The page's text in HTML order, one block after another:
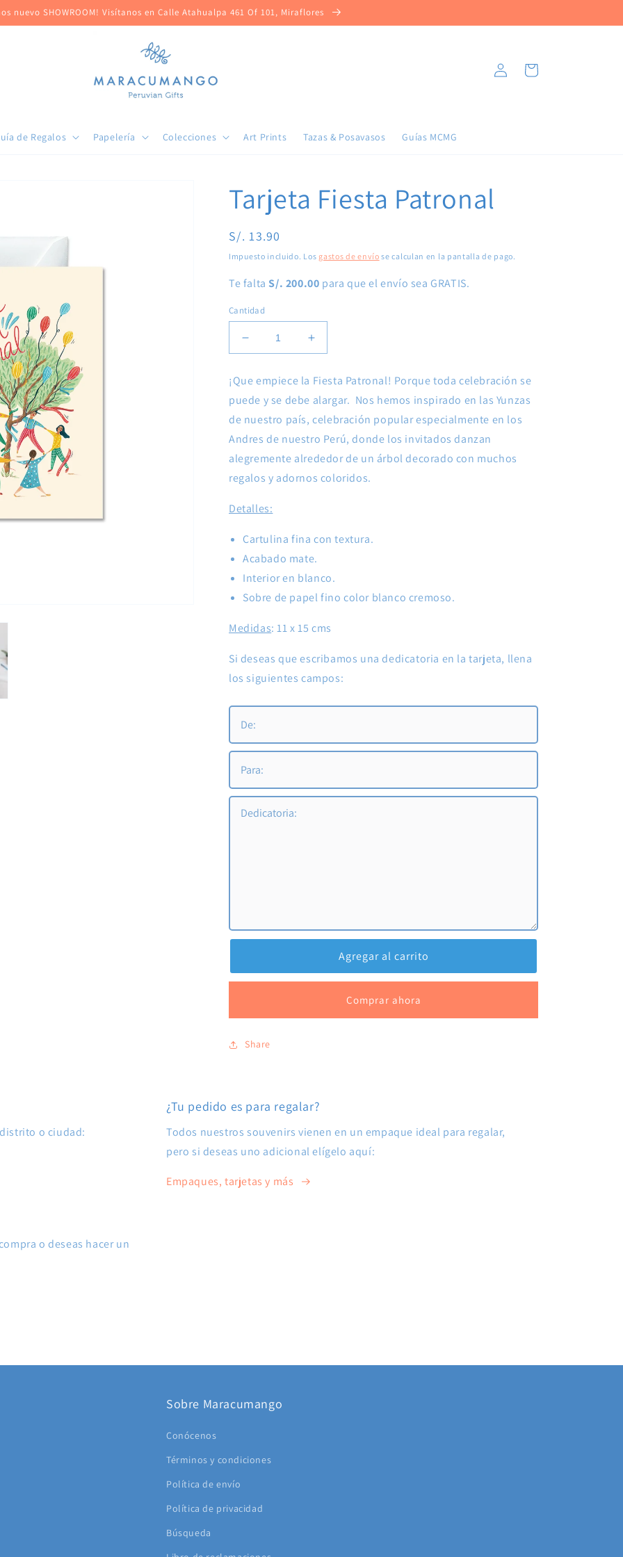
nuevo SHOWROOM! Visítanos en Calle Atahualpa 461 Of 101, Miraflores
de Regalos Papelería Colecciones Art Prints Tazas & Posavasos Guías MCMG
Iniciar
sesión
Carrito
Tarjeta Fiesta Patronal
Precio
habitual
S/. 13.90
Impuesto incluido. Los gastos de envío se calculan en la pantalla de pago.
Te faltaS/. 200.00 para que el envío sea GRATIS.
Cantidad
Reducir
cantidad
Tarjeta
Fiesta
Patronal
Aumentar
cantidad
Tarjeta
Fiesta
Patronal
¡Que empiece la Fiesta Patronal! Porque toda celebración se
puede y se debe alargar. Nos hemos inspirado en las Yunzas
de nuestro país, celebración popular especialmente en los
Andres de nuestro Perú, donde los invitados danzan
alegremente alrededor de un árbol decorado con muchos
regalos y adornos coloridos.
Detalles:
Cartulina fina con textura.
Acabado mate.
Interior en blanco.
Sobre de papel fino color blanco cremoso.
Medidas: 11 x 15 cms
Si deseas que escribamos una dedicatoria en la tarjeta, llena
los siguientes campos:
Comprar ahora
Share
o ciudad:
¿Tu pedido es para regalar?
Todos nuestros souvenirs vienen en un empaque ideal para regalar,
pero si deseas uno adicional elígelo aquí:
Empaques, tarjetas y más
o deseas hacer un
Sobre Maracumango
Conócenos
Términos y condiciones
Política de envío
Política de privacidad
Búsqueda